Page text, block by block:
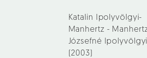
Katalin Ipolyvölgyi-
Manhertz -
Józsefné
(2003)